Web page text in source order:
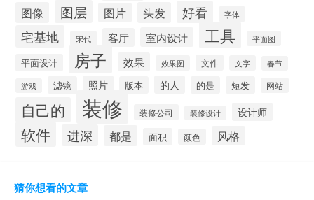
图像 图层 图片 头发 好看 字体
宅基地 宋代 客厅 室内设计 工具 平面图
平面设计 房子 效果 效果图 文件 文字 春节
游戏 滤镜 照片 版本 的人 的是 短发 网站
自己的 装修 装修公司 装修设计 设计师
软件 进深 都是 面积 颜色 风格
猜你想看的文章